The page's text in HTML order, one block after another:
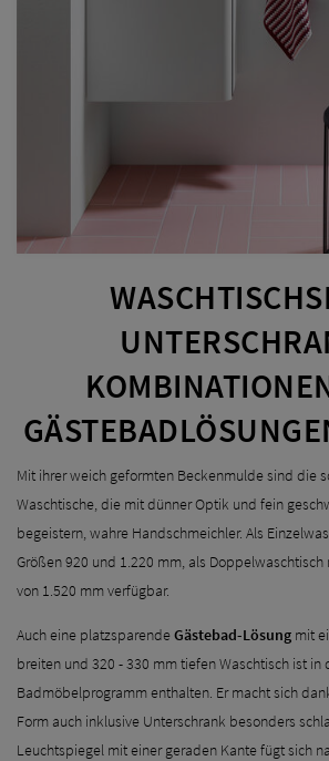
Mit ihrer weich geformten Beckenmulde sind die
Waschtische, die mit dünner Optik und fein
begeistern, wahre Handschmeichler. Als
Größen 920 und 1.220 mm, als
von 1.520 mm verfügbar.
Auch eine platzsparendeGästebad-Lösung mit
breiten und 320 - 330 mm tiefen Waschtisch ist in
Badmöbelprogramm enthalten. Er macht sich
Form auch inklusive Unterschrank besonders
Leuchtspiegel mit einer geraden Kante fügt sich